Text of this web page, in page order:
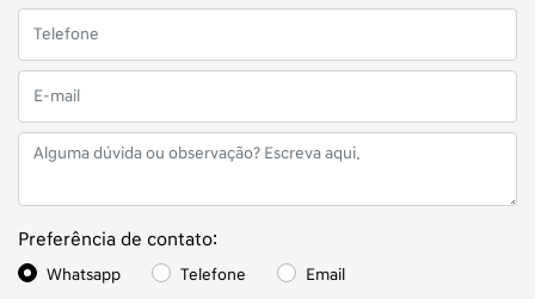
Preferência de contato:
Whatsapp Telefone Email